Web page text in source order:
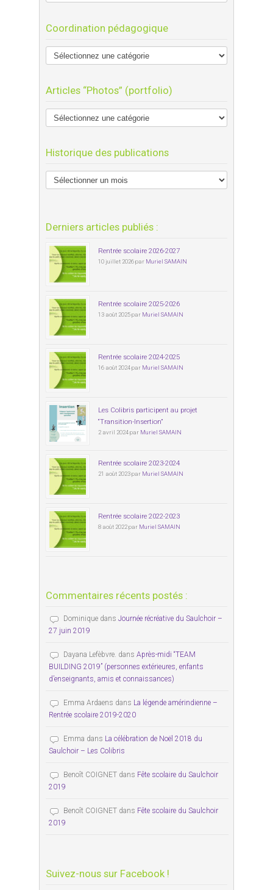
Coordination pédagogique
Articles “Photos” (portfolio)
Historique des publications
Derniers articles publiés :
Rentrée scolaire 2026-2027
10 juillet 2026 par Muriel SAMAIN
Rentrée scolaire 2025-2026
13 août 2025 par Muriel SAMAIN
Rentrée scolaire 2024-2025
16 août 2024 par Muriel SAMAIN
Les Colibris participent au projet
“Transition-Insertion”
2 avril 2024 par Muriel SAMAIN
Rentrée scolaire 2023-2024
21 août 2023 par Muriel SAMAIN
Rentrée scolaire 2022-2023
8 août 2022 par Muriel SAMAIN
Commentaires récents postés :
Dominique dans Journée récréative du Saulchoir –
27 juin 2019
Dayana Lefèbvre. dans Après-midi “TEAM
BUILDING 2019” (personnes extérieures, enfants
d’enseignants, amis et connaissances)
Emma Ardaens dans La légende amérindienne –
Rentrée scolaire 2019-2020
Emma dans La célébration de Noël 2018 du
Saulchoir – Les Colibris
Benoît COIGNET dans Fête scolaire du Saulchoir
2019
Benoît COIGNET dans Fête scolaire du Saulchoir
2019
Suivez-nous sur Facebook !